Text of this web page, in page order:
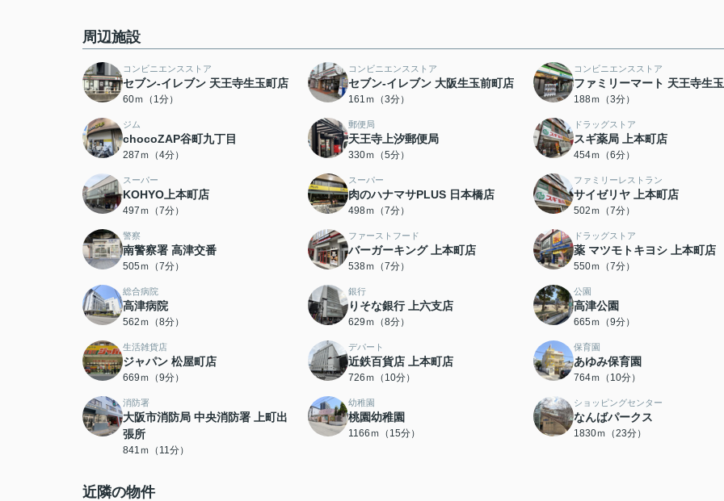
周辺施設
コンビニエンスストア
セブン-イレブン 天王寺生玉町店
60ｍ（1分）
コンビニエンスストア
セブン-イレブン 大阪生玉前町店
161ｍ（3分）
コンビニエンスストア
ファミリーマート 天王寺生
188ｍ（3分）
ジム
chocoZAP谷町九丁目
287ｍ（4分）
郵便局
天王寺上汐郵便局
330ｍ（5分）
ドラッグストア
スギ薬局 上本町店
454ｍ（6分）
スーパー
KOHYO上本町店
497ｍ（7分）
スーパー
肉のハナマサPLUS 日本橋店
498ｍ（7分）
ファミリーレストラン
サイゼリヤ 上本町店
502ｍ（7分）
警察
南警察署 高津交番
505ｍ（7分）
ファーストフード
バーガーキング 上本町店
538ｍ（7分）
ドラッグストア
薬 マツモトキヨシ 上本町店
550ｍ（7分）
総合病院
高津病院
562ｍ（8分）
銀行
りそな銀行 上六支店
629ｍ（8分）
公園
高津公園
665ｍ（9分）
生活雑貨店
ジャパン 松屋町店
669ｍ（9分）
デパート
近鉄百貨店 上本町店
726ｍ（10分）
保育園
あゆみ保育園
764ｍ（10分）
消防署
大阪市消防局 中央消防署 上町出
張所
841ｍ（11分）
幼稚園
桃園幼稚園
1166ｍ（15分）
ショッピングセンター
なんばパークス
1830ｍ（23分）
近隣の物件